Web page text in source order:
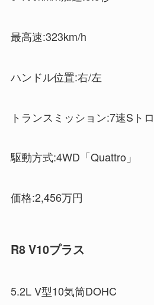
最高速:323km/h
ハンドル位置:右/左
トランスミッション:7速Sト
駆動方式:4WD「Quattro」
価格:2,456万円
R8 V10プラス
5.2L V型10気筒DOHC